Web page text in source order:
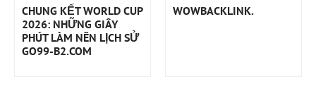
CHUNG KẾT WORLD CUP
2026: NHỮNG GIÂY
PHÚT LÀM NÊN LỊCH SỬ
GO99-B2.COM
WOWBACKLINK.